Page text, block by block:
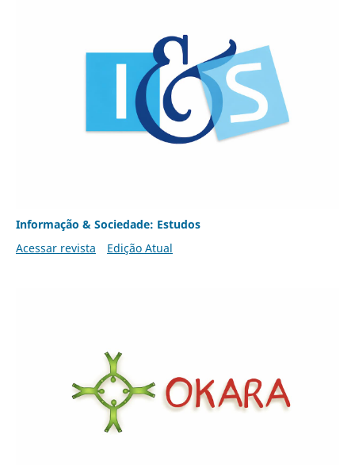
Informação & Sociedade: Estudos
Acessar revista
Edição Atual